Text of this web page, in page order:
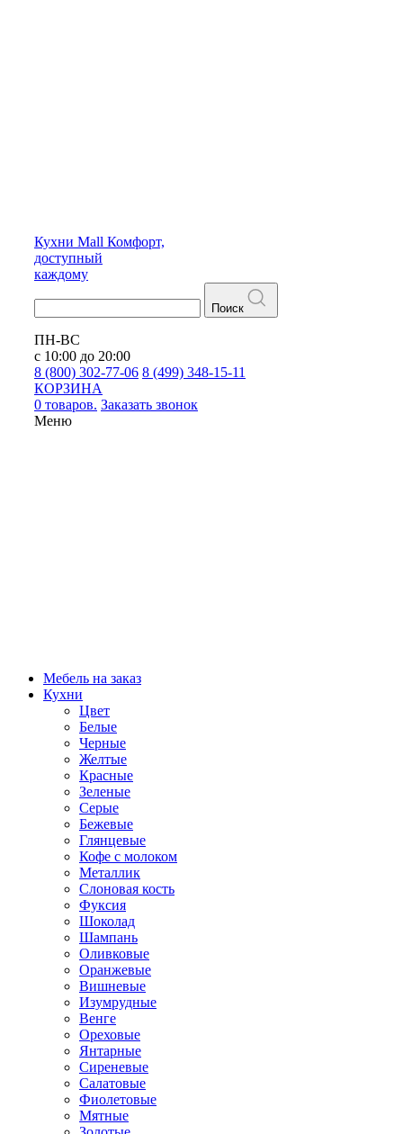
Кухни Mall Комфорт,
доступный
каждому
Поиск
ПН-ВС
с 10:00 до 20:00
8 (800) 302-77-06 8 (499) 348-15-11
КОРЗИНА
0 товаров. Заказать звонок
Меню
Мебель на заказ
Кухни
Цвет
Белые
Черные
Желтые
Красные
Зеленые
Серые
Бежевые
Глянцевые
Кофе с молоком
Металлик
Слоновая кость
Фуксия
Шоколад
Шампань
Оливковые
Оранжевые
Вишневые
Изумрудные
Венге
Ореховые
Янтарные
Сиреневые
Салатовые
Фиолетовые
Мятные